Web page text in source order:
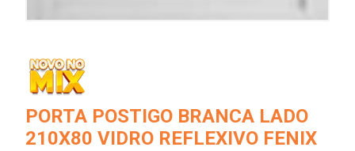
PORTA POSTIGO BRANCA LADO
210X80 VIDRO REFLEXIVO FENIX